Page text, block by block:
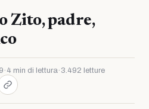
Zito, padre,
· 4 min di lettura· 3.492 letture